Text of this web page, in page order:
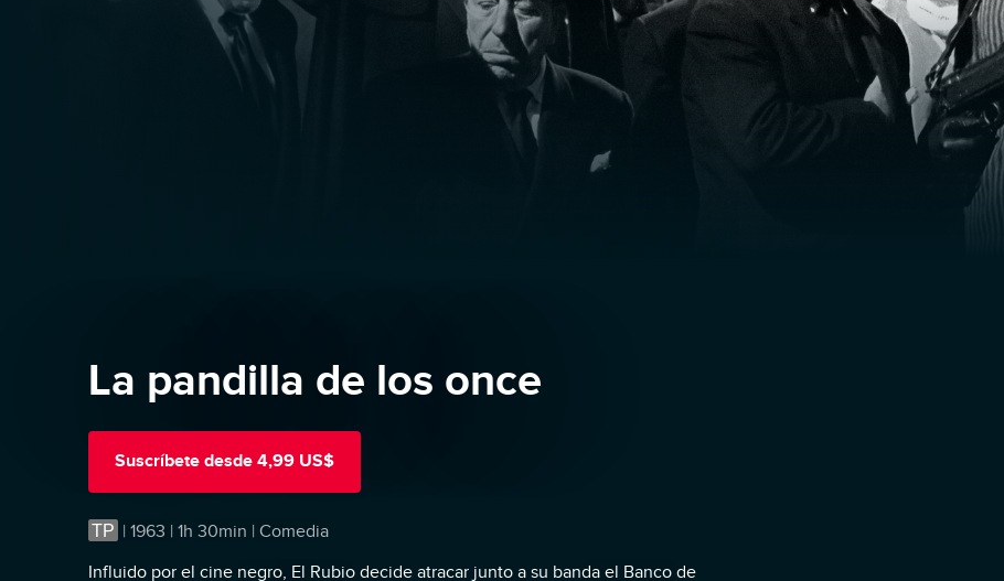
La pandilla de los once
Suscríbete desde 4,99 US$
TP | 1963 | 1h 30min | Comedia
Influido por el cine negro, El Rubio decide atracar junto a su banda el Banco de